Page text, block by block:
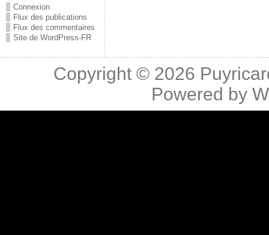
Connexion
Flux des publications
Flux des commentaires
Site de WordPress-FR
Copyright © 2026
Powered by